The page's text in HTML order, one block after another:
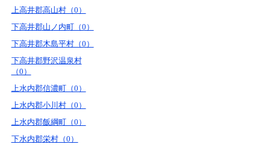
上高井郡高山村（0）
下高井郡山ノ内町（0）
下高井郡木島平村（0）
下高井郡野沢温泉村
（0）
上水内郡信濃町（0）
上水内郡小川村（0）
上水内郡飯綱町（0）
下水内郡栄村（0）